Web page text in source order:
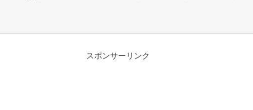
スポンサーリンク